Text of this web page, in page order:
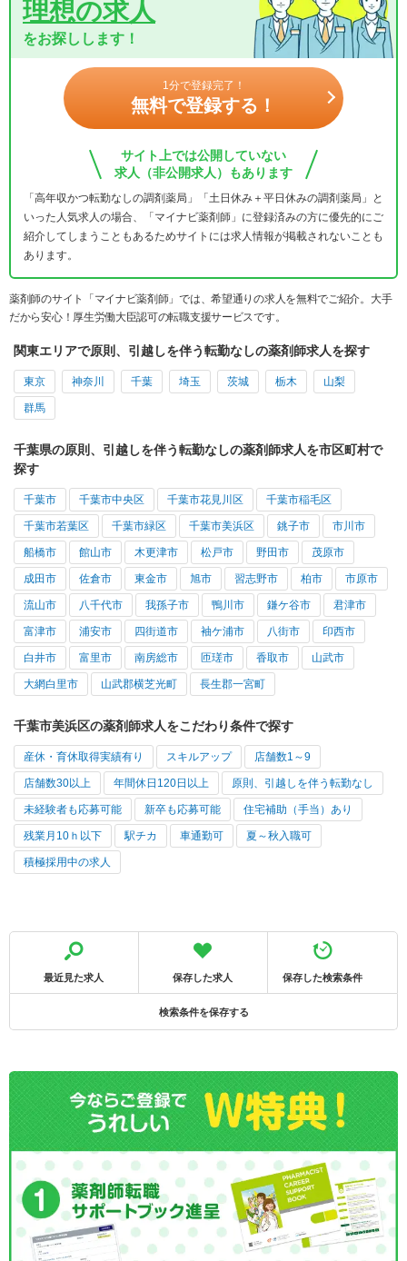
理想の求人
をお探しします！
1分で登録完了！
無料で登録する！
サイト上では公開していない
求人（非公開求人）もあります
「高年収かつ転勤なしの調剤薬局」「土日休み＋平日休みの調剤薬局」と
いった人気求人の場合、「マイナビ薬剤師」に登録済みの方に優先的にご
紹介してしまうこともあるためサイトには求人情報が掲載されないことも
あります。
薬剤師のサイト「マイナビ薬剤師」では、希望通りの求人を無料でご紹介。大手
だから安心！厚生労働大臣認可の転職支援サービスです。
関東エリアで原則、引越しを伴う転勤なしの薬剤師求人を探す
東京 神奈川 千葉 埼玉 茨城 栃木 山梨
群馬
千葉県の原則、引越しを伴う転勤なしの薬剤師求人を市区町村で
探す
千葉市 千葉市中央区 千葉市花見川区 千葉市稲毛区
千葉市若葉区 千葉市緑区 千葉市美浜区 銚子市 市川市
船橋市 館山市 木更津市 松戸市 野田市 茂原市
成田市 佐倉市 東金市 旭市 習志野市 柏市 市原市
流山市 八千代市 我孫子市 鴨川市 鎌ケ谷市 君津市
富津市 浦安市 四街道市 袖ケ浦市 八街市 印西市
白井市 富里市 南房総市 匝瑳市 香取市 山武市
大網白里市 山武郡横芝光町 長生郡一宮町
千葉市美浜区の薬剤師求人をこだわり条件で探す
産休・育休取得実績有り スキルアップ 店舗数1～9
店舗数30以上 年間休日120日以上 原則、引越しを伴う転勤なし
未経験者も応募可能 新卒も応募可能 住宅補助（手当）あり
残業月10ｈ以下 駅チカ 車通勤可 夏～秋入職可
積極採用中の求人
最近見た求人 保存した求人 保存した検索条件
検索条件を保存する